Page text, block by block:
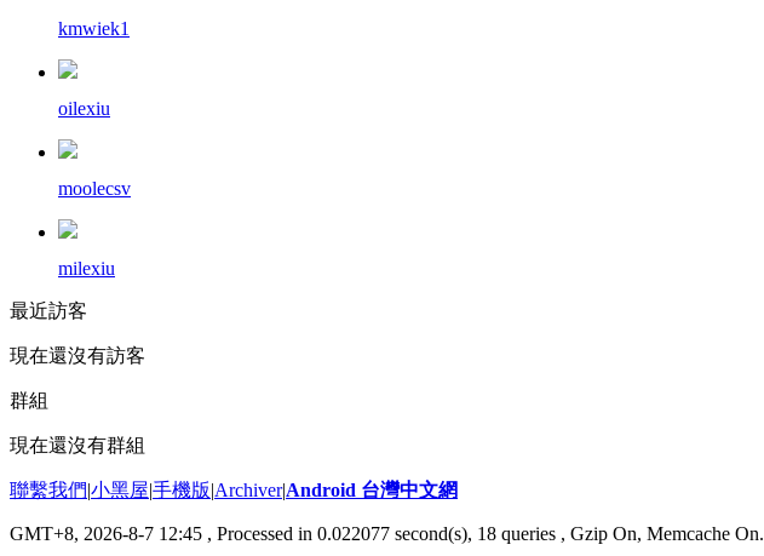
kmwiek1
oilexiu
moolecsv
milexiu
最近訪客
現在還沒有訪客
群組
現在還沒有群組
聯繫我們|小黑屋|手機版|Archiver|Android 台灣中文網
GMT+8, 2026-8-7 12:45 , Processed in 0.022077 second(s), 18 queries , Gzip On, Memcache On.